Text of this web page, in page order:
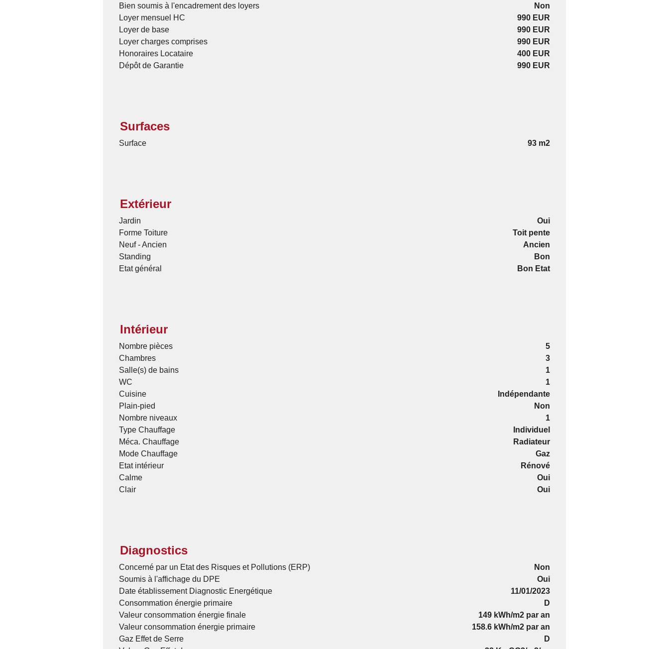
Bien soumis à l'encadrement des loyers
Non
Loyer mensuel HC
990 EUR
Loyer de base
990 EUR
Loyer charges comprises
990 EUR
Honoraires Locataire
400 EUR
Dépôt de Garantie
990 EUR
Surfaces
Surface 93 m2
Extérieur
Jardin
Oui
Forme Toiture
Toit pente
Neuf - Ancien
Ancien
Standing
Bon
Etat général
Bon Etat
Intérieur
Nombre pièces
5
Chambres
3
Salle(s) de bains
1
WC
1
Cuisine
Indépendante
Plain-pied
Non
Nombre niveaux
1
Type Chauffage
Individuel
Méca. Chauffage
Radiateur
Mode Chauffage
Gaz
Etat intérieur
Rénové
Calme
Oui
Clair
Oui
Diagnostics
Concerné par un Etat des Risques et Pollutions (ERP)
Non
Soumis à l'affichage du DPE
Oui
Date établissement Diagnostic Energétique
11/01/2023
Consommation énergie primaire
D
Valeur consommation énergie finale
149 kWh/m2 par an
Valeur consommation énergie primaire
158.6 kWh/m2 par an
Gaz Effet de Serre
D